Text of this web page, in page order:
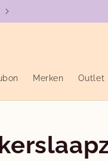
Merken Outlet